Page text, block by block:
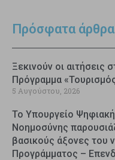
Πρόσφατα άρθρα
Ξεκινούν οι αιτήσεις
Πρόγραμμα
5 Αυγούστου, 2026
Το Υπουργείο
Νοημοσύνης
βασικούς άξονες του
Προγράμματος –